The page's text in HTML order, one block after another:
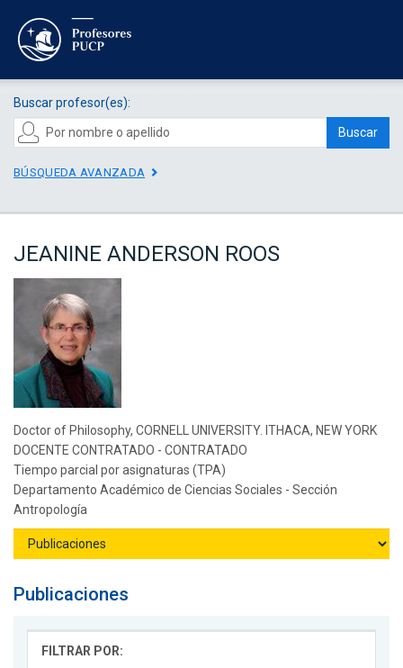
Buscar profesor(es):
Buscar
BÚSQUEDA AVANZADA
JEANINE ANDERSON ROOS
Doctor of Philosophy, CORNELL UNIVERSITY. ITHACA, NEW YORK
DOCENTE CONTRATADO - CONTRATADO
Tiempo parcial por asignaturas (TPA)
Departamento Académico de Ciencias Sociales - Sección
Antropología
Publicaciones
FILTRAR POR: